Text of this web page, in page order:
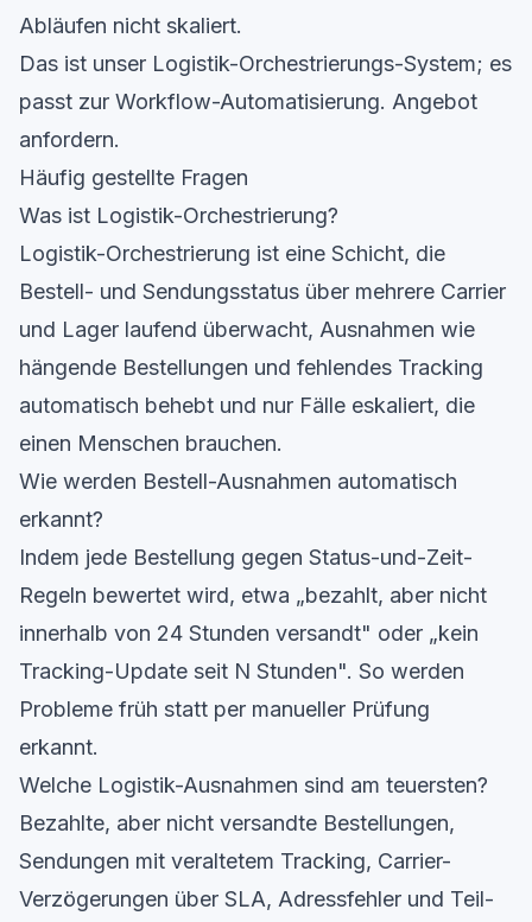
Abläufen nicht skaliert.
Das ist unser Logistik-Orchestrierungs-System; es
passt zur Workflow-Automatisierung. Angebot
anfordern.
Häufig gestellte Fragen
Was ist Logistik-Orchestrierung?
Logistik-Orchestrierung ist eine Schicht, die
Bestell- und Sendungsstatus über mehrere Carrier
und Lager laufend überwacht, Ausnahmen wie
hängende Bestellungen und fehlendes Tracking
automatisch behebt und nur Fälle eskaliert, die
einen Menschen brauchen.
Wie werden Bestell-Ausnahmen automatisch
erkannt?
Indem jede Bestellung gegen Status-und-Zeit-
Regeln bewertet wird, etwa „bezahlt, aber nicht
innerhalb von 24 Stunden versandt" oder „kein
Tracking-Update seit N Stunden". So werden
Probleme früh statt per manueller Prüfung
erkannt.
Welche Logistik-Ausnahmen sind am teuersten?
Bezahlte, aber nicht versandte Bestellungen,
Sendungen mit veraltetem Tracking, Carrier-
Verzögerungen über SLA, Adressfehler und Teil-